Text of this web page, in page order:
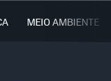
MEIO AMBIENTE